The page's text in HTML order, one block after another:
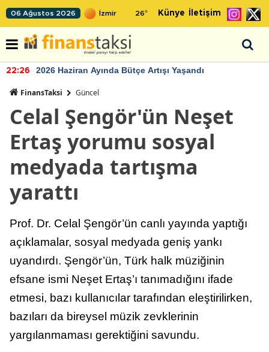
06 Ağustos 2026 26° Künye İletişim
22:26 2026 Haziran Ayında Bütçe Artışı Yaşandı
FinansTaksi Güncel
Celal Şengör'ün Neşet
Ertaş yorumu sosyal
medyada tartışma
yarattı
Prof. Dr. Celal Şengör’ün canlı yayında yaptığı
açıklamalar, sosyal medyada geniş yankı
uyandırdı. Şengör’ün, Türk halk müziğinin
efsane ismi Neşet Ertaş’ı tanımadığını ifade
etmesi, bazı kullanıcılar tarafından eleştirilirken,
bazıları da bireysel müzik zevklerinin
yargılanmaması gerektiğini savundu.